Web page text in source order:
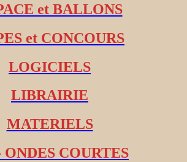
et BALLONS
et CONCOURS
LOGICIELS
LIBRAIRIE
MATERIELS
ONDES COURTES